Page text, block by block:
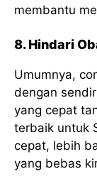
membantu
8. Hindari
Umumnya,
dengan
yang cepat
terbaik untuk
cepat, lebih
yang bebas